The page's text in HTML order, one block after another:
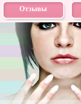
Отзывы